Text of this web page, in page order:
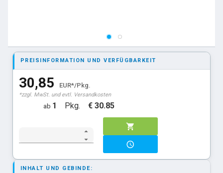
PREISINFORMATION UND VERFÜGBARKEIT
30,85 EUR*/Pkg.
*zzgl. MwSt. und evtl. Versandkosten
ab 1 Pkg. € 30.85
INHALT UND GEBINDE: